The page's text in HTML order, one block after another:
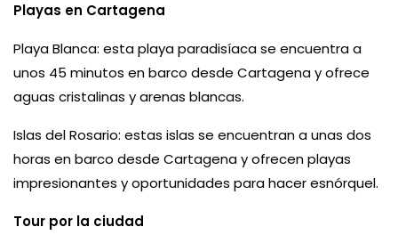
Playas en Cartagena
Playa Blanca: esta playa paradisíaca se encuentra a
unos 45 minutos en barco desde Cartagena y ofrece
aguas cristalinas y arenas blancas.
Islas del Rosario: estas islas se encuentran a unas dos
horas en barco desde Cartagena y ofrecen playas
impresionantes y oportunidades para hacer esnórquel.
Tour por la ciudad